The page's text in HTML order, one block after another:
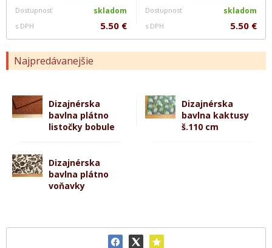
Dostupnosť skladom
s DPH 5.50 €
Dostupnosť skladom
s DPH 5.50 €
Najpredávanejšie
Dizajnérska
bavlna plátno
listočky bobule
Dizajnérska
bavlna kaktusy
š.110 cm
Dizajnérska
bavlna plátno
voňavky